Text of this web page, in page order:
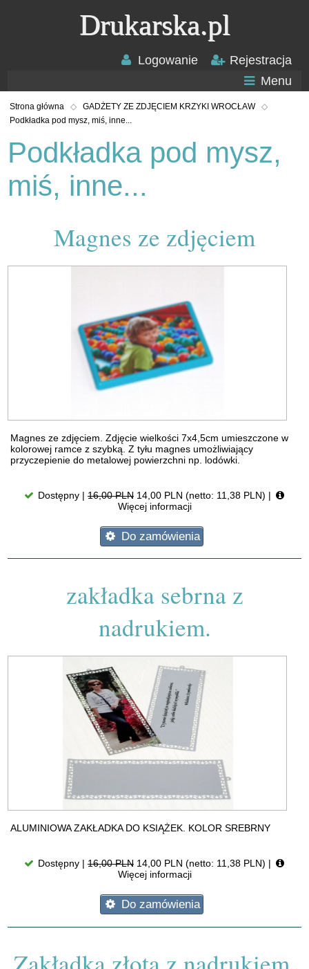
Drukarska.pl
Logowanie
Rejestracja
Menu
Strona główna
GADŻETY ZE ZDJĘCIEM KRZYKI WROCŁAW
Podkładka pod mysz, miś, inne...
Podkładka pod mysz,
miś, inne...
Magnes ze zdjęciem
Magnes ze zdjęciem. Zdjęcie wielkości 7x4,5cm umieszczone w
kolorowej ramce z szybką. Z tyłu magnes umożliwiający
przyczepienie do metalowej powierzchni np. lodówki.
Dostępny | 16,00 PLN 14,00 PLN (netto: 11,38 PLN) |
Więcej informacji
Do zamówienia
zakładka sebrna z
nadrukiem.
ALUMINIOWA ZAKŁADKA DO KSIĄŻEK. KOLOR SREBRNY
Dostępny | 16,00 PLN 14,00 PLN (netto: 11,38 PLN) |
Więcej informacji
Do zamówienia